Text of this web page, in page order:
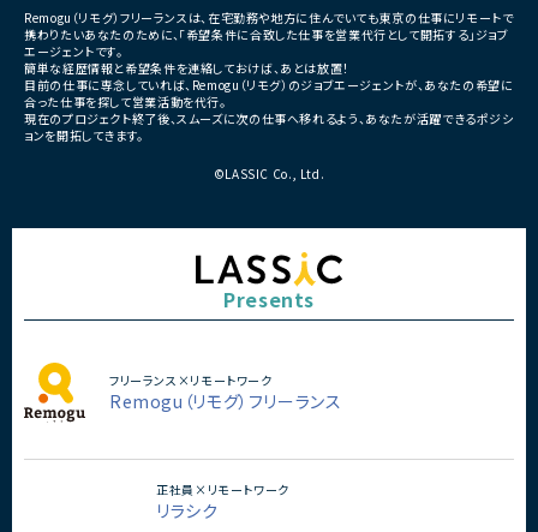
・テスト
・リリース対応
■その他補足
・全体約100名規模の大型プ
Remogu（リモグ）フリーランスは、在宅勤務や地方に住んでいても東京の仕事にリモートで
携わりたいあなたのために、「希望条件に合致した仕事を営業代行として開拓する」ジョブ
エージェントです。
簡単な経歴情報と希望条件を連絡しておけば、あとは放置！
目前の仕事に専念していれば、Remogu（リモグ）のジョブエージェントが、あなたの希望に
合った仕事を探して営業活動を代行。
現在のプロジェクト終了後、スムーズに次の仕事へ移れるよう、あなたが活躍できるポジシ
ョンを開拓してきます。
©LASSIC Co., Ltd.
Presents
フリーランス×リモートワーク
Remogu（リモグ）フリーランス
正社員×リモートワーク
リラシク